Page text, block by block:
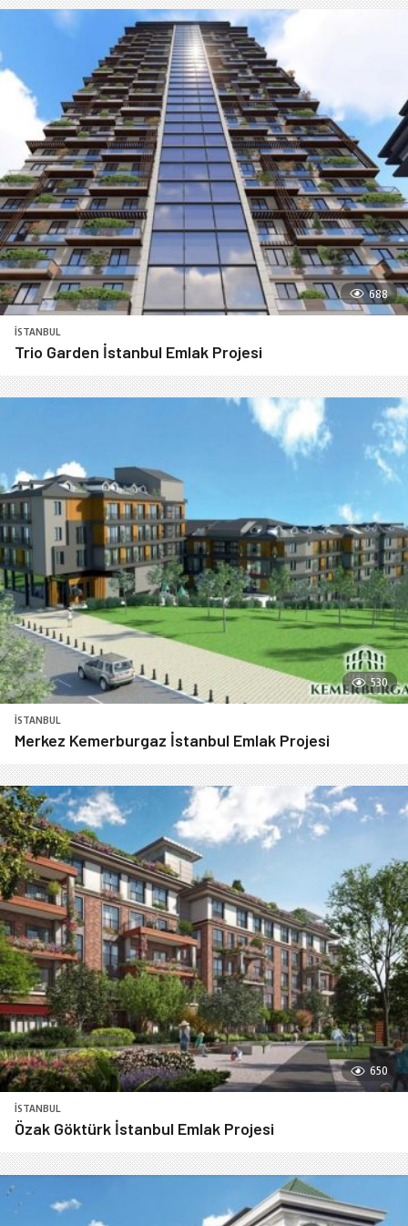
688
İSTANBUL
Trio Garden İstanbul Emlak Projesi
530
İSTANBUL
Merkez Kemerburgaz İstanbul Emlak Projesi
650
İSTANBUL
Özak Göktürk İstanbul Emlak Projesi